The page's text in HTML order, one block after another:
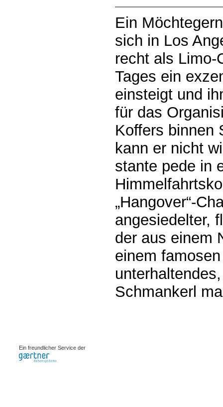
Ein
sich in Los
recht als Limo-
Tages ein
einsteigt und
für das
Koffers binnen
kann er nicht
stante pede in
„Hangover“-
angesiedelter,
der aus einem
einem
Schmankerl
Ein freundlicher Service der